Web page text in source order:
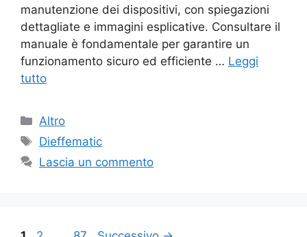
manutenzione dei dispositivi, con spiegazioni
dettagliate e immagini esplicative. Consultare il
manuale è fondamentale per garantire un
funzionamento sicuro ed efficiente … Leggi
tutto
Categorie
Altro
Tag
Dieffematic
Lascia un commento